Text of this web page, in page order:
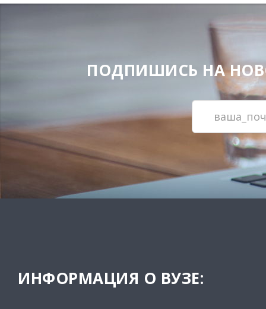
ПОДПИШИСЬ НА
ИНФОРМАЦИЯ О ВУЗЕ: